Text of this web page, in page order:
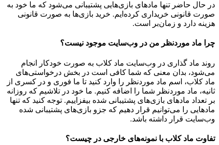
در حال حاضر تنها مادهای بازی‌هایی پشتیبانی می‌شود که ما خود به
صورت قانونی خریداری کرده‌ایم. خرید بازی‌ها به صورت قانونی
هزینه دارد و زمان‌بر است.
چرا ماد موردنظر من در وب‌سایت موجود نیست؟
روند ماد گذاری در وب‌سایت ماد کلاب به صورت خودکار انجام
می‌شود، بدان معنی که شما کافی است در بخش درخواستی‌های
ماد کلاب، اسم ماد موردنظر را وارد کنید تا ما فوری و در کسری از
ثانیه، ماد موردنظر شما را اضافه کنیم. ما خود در تلاشیم که روزانه
بر تعداد مادهای بازی‌های پشتیبانی شده بیفزاییم. توجه کنید که تنها
مادهایی را می‌توانیم قرار دهیم که جزو بازی‌های پشتیبانی شده
وب‌سایت قرار داشته باشد.
تفاوت ماد کلاب با نمونه‌های خارجی در چیست؟